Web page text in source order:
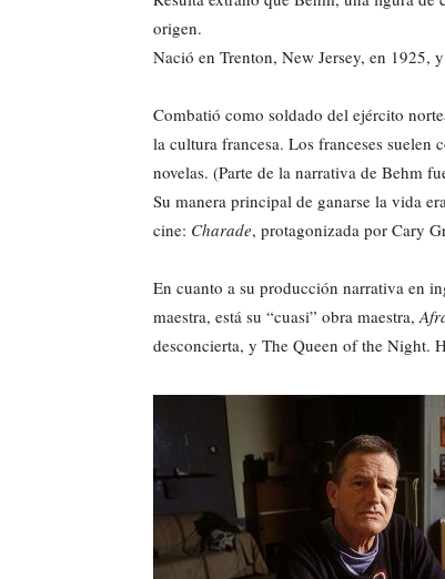
origen.
Nació en Trenton, New Jersey, en 1925,
Combatió como soldado del ejército
la cultura francesa. Los franceses suelen
novelas. (Parte de la narrativa de Behm
Su manera principal de ganarse la vida
cine: Charade, protagonizada por Cary
En cuanto a su producción narrativa en
maestra, está su “cuasi” obra maestra,
desconcierta, y The Queen of the Night.